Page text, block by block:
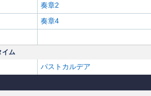
奏章2
奏章4
イム
パストカルデア